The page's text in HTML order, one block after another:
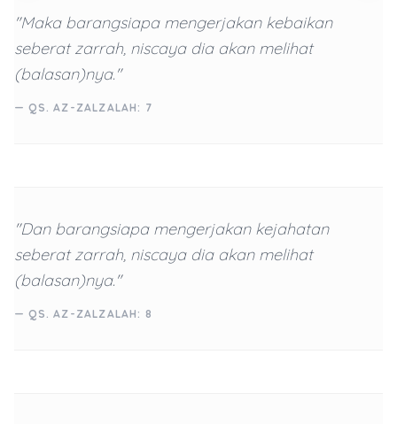
"Maka barangsiapa mengerjakan kebaikan
seberat zarrah, niscaya dia akan melihat
(balasan)nya."
— QS. AZ-ZALZALAH: 7
"Dan barangsiapa mengerjakan kejahatan
seberat zarrah, niscaya dia akan melihat
(balasan)nya."
— QS. AZ-ZALZALAH: 8